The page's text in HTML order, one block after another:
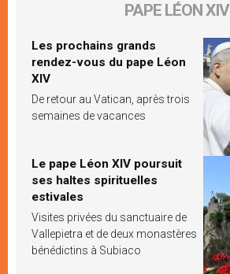
PAPE LÉON XIV
Les prochains grands
rendez-vous du pape Léon
XIV
De retour au Vatican, après trois
semaines de vacances
Le pape Léon XIV poursuit
ses haltes spirituelles
estivales
Visites privées du sanctuaire de
Vallepietra et de deux monastères
bénédictins à Subiaco